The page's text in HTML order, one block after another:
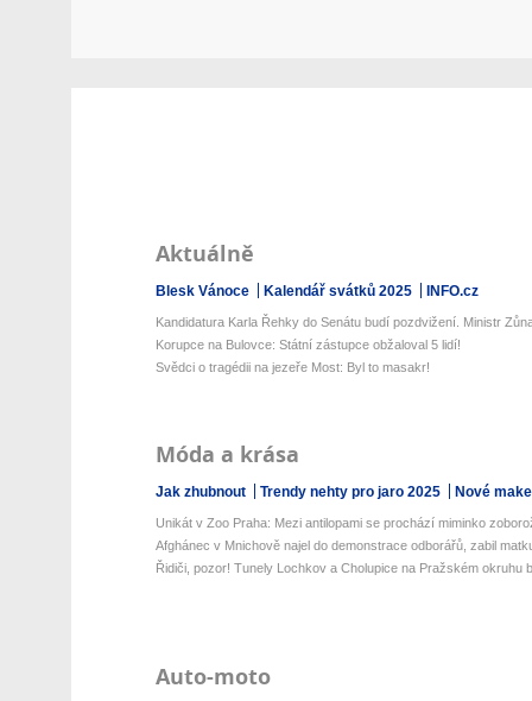
Aktuálně
Blesk Vánoce Kalendář svátků 2025 INFO.cz
Kandidatura Karla Řehky do Senátu budí pozdvižení. Ministr
Korupce na Bulovce: Státní zástupce obžaloval 5 lidí!
Svědci o tragédii na jezeře Most: Byl to masakr!
Móda a krása
Jak zhubnout Trendy nehty pro jaro 2025 Nové
Unikát v Zoo Praha: Mezi antilopami se prochází miminko
Afghánec v Mnichově najel do demonstrace odborářů, zabil
Řidiči, pozor! Tunely Lochkov a Cholupice na Pražském okruhu
Auto-moto